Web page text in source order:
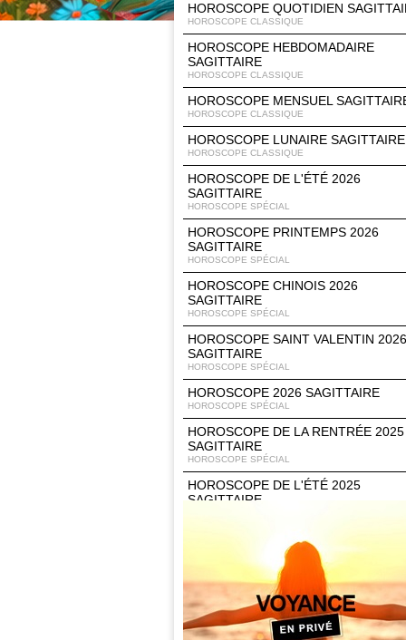
Bélier Taureau Gémeaux Cancer
Lion Vierge Balance Scorpion
Sagittaire Capricorne Verseau
HOROSCOPE QUOTIDIEN
HOROSCOPE CLASSIQUE
HOROSCOPE HEBDOMADAIRE
SAGITTAIRE
HOROSCOPE CLASSIQUE
HOROSCOPE MENSUEL
HOROSCOPE CLASSIQUE
HOROSCOPE LUNAIRE SAGITTAIRE
HOROSCOPE CLASSIQUE
HOROSCOPE DE L'ÉTÉ 2026
SAGITTAIRE
HOROSCOPE SPÉCIAL
HOROSCOPE PRINTEMPS 2026
SAGITTAIRE
HOROSCOPE SPÉCIAL
HOROSCOPE CHINOIS 2026
SAGITTAIRE
HOROSCOPE SPÉCIAL
HOROSCOPE SAINT VALENTIN 2026
SAGITTAIRE
HOROSCOPE SPÉCIAL
HOROSCOPE 2026 SAGITTAIRE
HOROSCOPE SPÉCIAL
HOROSCOPE DE LA RENTRÉE 2025
SAGITTAIRE
HOROSCOPE SPÉCIAL
HOROSCOPE DE L'ÉTÉ 2025
SAGITTAIRE
HOROSCOPE PRINTEMPS 2025
HOROSCOPE SPÉCIAL
HOROSCOPE CHINOIS 2025
HOROSCOPE SPÉCIAL
HOROSCOPE 2025 SAGITTAIRE